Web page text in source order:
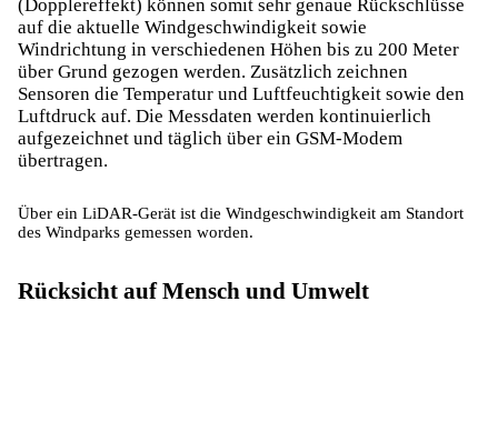
(Dopplereffekt) können somit sehr genaue Rückschlüsse
auf die aktuelle Windgeschwindigkeit sowie
Windrichtung in verschiedenen Höhen bis zu 200 Meter
über Grund gezogen werden. Zusätzlich zeichnen
Sensoren die Temperatur und Luftfeuchtigkeit sowie den
Luftdruck auf. Die Messdaten werden kontinuierlich
aufgezeichnet und täglich über ein GSM-Modem
übertragen.
Über ein LiDAR-Gerät ist die Windgeschwindigkeit am Standort
des Windparks gemessen worden.
Rücksicht auf Mensch und Umwelt